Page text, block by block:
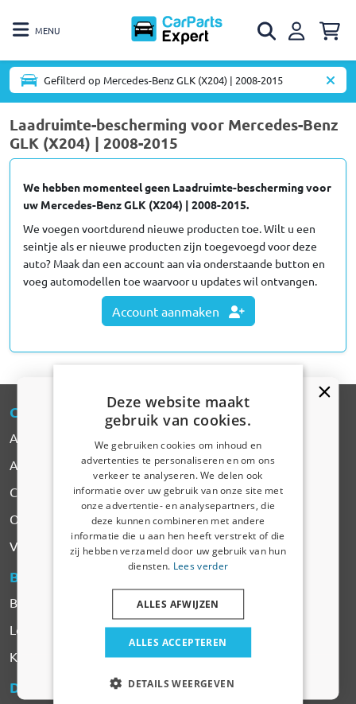
MENU
Gefilterd op Mercedes-Benz GLK (X204) | 2008-2015
Laadruimte-bescherming voor Mercedes-Benz
GLK (X204) | 2008-2015
We hebben momenteel geen Laadruimte-bescherming voor
uw Mercedes-Benz GLK (X204) | 2008-2015.
We voegen voortdurend nieuwe producten toe. Wilt u een
seintje als er nieuwe producten zijn toegevoegd voor deze
auto? Maak dan een account aan via onderstaande button en
voeg automodellen toe waarvoor u updates wil ontvangen.
Account aanmaken
CARPARTS -EXPERT
Alle Producten
Automerken
Contact
Over CarParts-Expert
Vacatures
BESTELLEN
Betalen
Levering & Verzendkosten
Klachten & Retourneren
DIENSTEN & VOORWAARDEN
Deze website maakt
gebruik van cookies.
We gebruiken cookies om inhoud en
advertenties te personaliseren en om ons
verkeer te analyseren. We delen ook
informatie over uw gebruik van onze site met
onze advertentie- en analysepartners, die
deze kunnen combineren met andere
informatie die u aan hen heeft verstrekt of die
zij hebben verzameld door uw gebruik van hun
diensten. Lees verder
ALLES ACCEPTEREN
ALLES AFWIJZEN
DETAILS WEERGEVEN
Kortingscode van 5% ontvangen?
Vertel ons waar u voor winkelt om uw korting te
ontvangen. Ik winkel voor mijn:
Auto
Huisdier